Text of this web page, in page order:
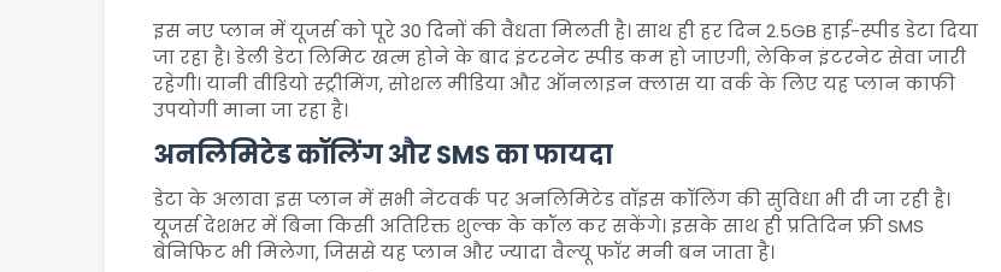
इस नए प्लान में यूजर्स को पूरे 30 दिनों की वैधता मिलती है। साथ ही हर दिन 2.5GB हाई-स्पीड डेटा दिया
जा रहा है। डेली डेटा लिमिट खत्म होने के बाद इंटरनेट स्पीड कम हो जाएगी, लेकिन इंटरनेट सेवा जारी
रहेगी। यानी वीडियो स्ट्रीमिंग, सोशल मीडिया और ऑनलाइन क्लास या वर्क के लिए यह प्लान काफी
उपयोगी माना जा रहा है।
अनलिमिटेड कॉलिंग और SMS का फायदा
डेटा के अलावा इस प्लान में सभी नेटवर्क पर अनलिमिटेड वॉइस कॉलिंग की सुविधा भी दी जा रही है।
यूजर्स देशभर में बिना किसी अतिरिक्त शुल्क के कॉल कर सकेंगे। इसके साथ ही प्रतिदिन फ्री SMS
बेनिफिट भी मिलेगा, जिससे यह प्लान और ज्यादा वैल्यू फॉर मनी बन जाता है।